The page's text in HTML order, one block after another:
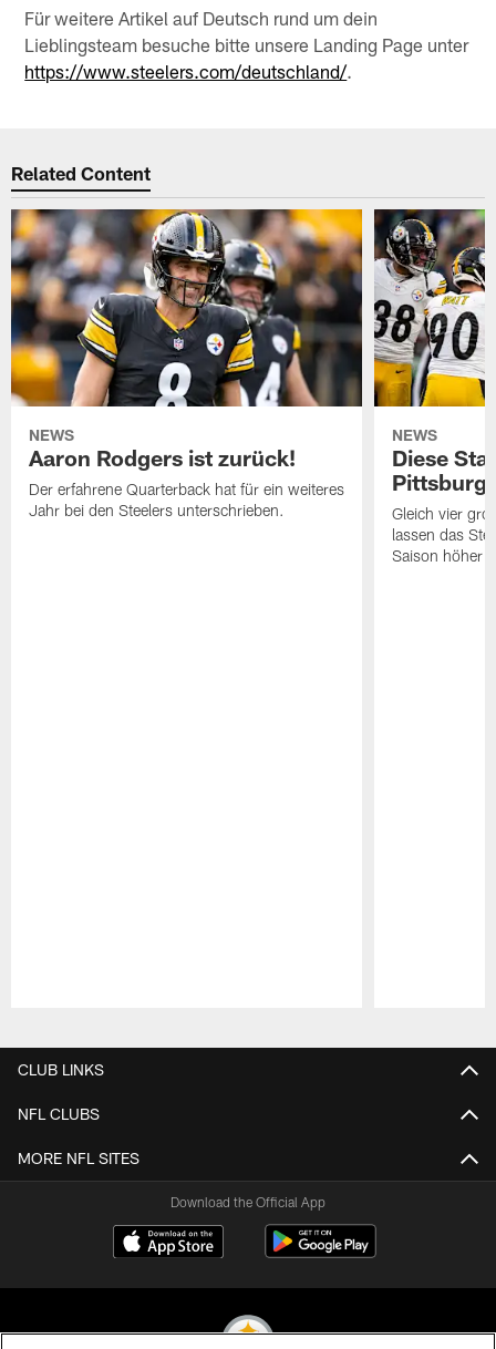
Für weitere Artikel auf Deutsch rund um dein
Lieblingsteam besuche bitte unsere Landing Page unter
https://www.steelers.com/deutschland/.
Related Content
NEWS
Aaron Rodgers ist zurück!
Der erfahrene Quarterback hat für ein weiteres
Jahr bei den Steelers unterschrieben.
NEWS
Diese
Gleich vier
lassen das
Saison höher
CLUB LINKS
NFL CLUBS
MORE NFL SITES
Download the Official App